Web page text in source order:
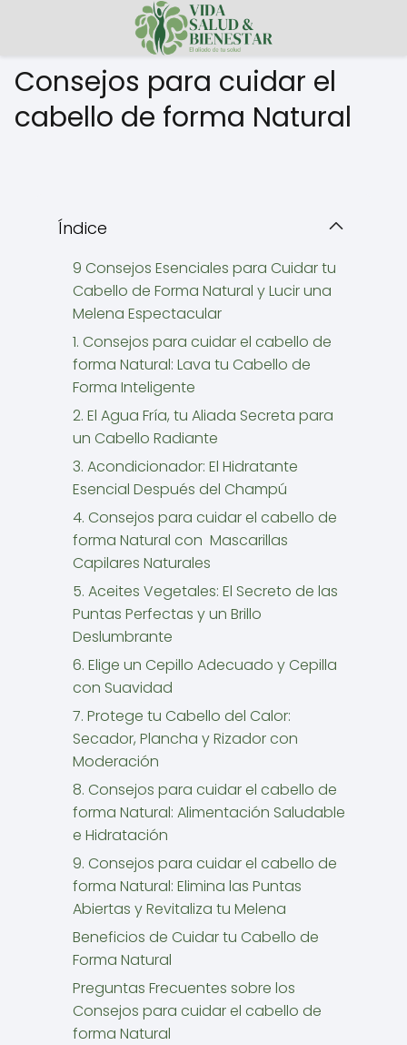
Consejos para cuidar el
cabello de forma Natural
Índice
9 Consejos Esenciales para Cuidar tu
Cabello de Forma Natural y Lucir una
Melena Espectacular
1. Consejos para cuidar el cabello de
forma Natural: Lava tu Cabello de
Forma Inteligente
2. El Agua Fría, tu Aliada Secreta para
un Cabello Radiante
3. Acondicionador: El Hidratante
Esencial Después del Champú
4. Consejos para cuidar el cabello de
forma Natural con Mascarillas
Capilares Naturales
5. Aceites Vegetales: El Secreto de las
Puntas Perfectas y un Brillo
Deslumbrante
6. Elige un Cepillo Adecuado y Cepilla
con Suavidad
7. Protege tu Cabello del Calor:
Secador, Plancha y Rizador con
Moderación
8. Consejos para cuidar el cabello de
forma Natural: Alimentación Saludable
e Hidratación
9. Consejos para cuidar el cabello de
forma Natural: Elimina las Puntas
Abiertas y Revitaliza tu Melena
Beneficios de Cuidar tu Cabello de
Forma Natural
Preguntas Frecuentes sobre los
Consejos para cuidar el cabello de
forma Natural